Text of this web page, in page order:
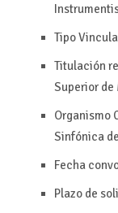
Tipo
Titulación
Superior
Organismo
Sinfónica
Fecha
Plazo de